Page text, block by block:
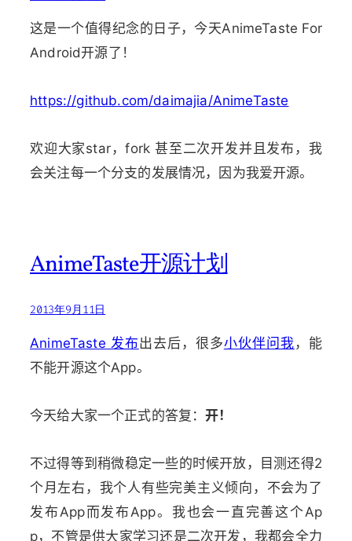
这是一个值得纪念的日子，今天AnimeTaste For
Android开源了！
https://github.com/daimajia/AnimeTaste
欢迎大家star，fork 甚至二次开发并且发布，我
会关注每一个分支的发展情况，因为我爱开源。
AnimeTaste开源计划
2013年9月11日
AnimeTaste 发布出去后，很多小伙伴问我 ，能
不能开源这个App。
今天给大家一个正式的答复：开！
不过得等到稍微稳定一些的时候开放，目测还得2
个月左右，我个人有些完美主义倾向，不会为了
发布App而发布App。我也会一直完善这个Ap
p，不管是供大家学习还是二次开发，我都会全力